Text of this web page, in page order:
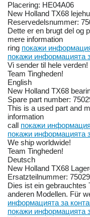
Placering: HE04A06
New Holland TX68
Reservedelsnummer:
Dette er en brugt del og
mere information
ring покажи
покажи информацията
Vi sender til hele verden!
Team Tingheden!
English
New Holland TX68
Spare part number:
This is a used part and
information
call покажи
покажи информацията
We ship worldwide!
Team Tingheden!
Deutsch
New Holland TX68
Ersatzteilnummer:
Dies ist ein gebrauchtes
anderen Modellen. Für
информацията за
покажи информацията